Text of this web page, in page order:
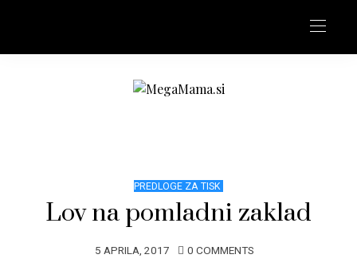
PREDLOGE ZA TISK
Lov na pomladni zaklad
5 APRILA, 2017 0 COMMENTS